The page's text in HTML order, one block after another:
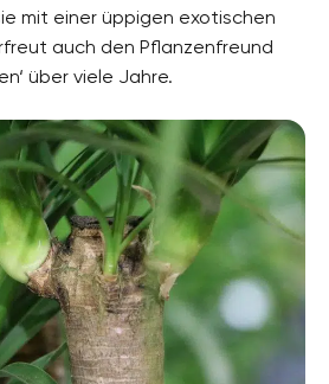
Asparagaceae
Topfpflanzen, Balkonpflanzen,
Topfgarten, Wohngarten,
mit einer üppigen exotischen
auch den Pflanzenfreund
über viele Jahre.